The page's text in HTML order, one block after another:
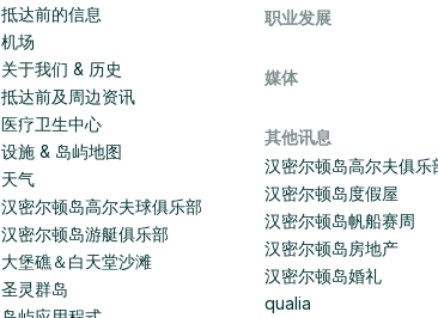
抵达前的信息
机场
关于我们 & 历史
抵达前及周边资讯
医疗卫生中心
设施 & 岛屿地图
天气
汉密尔顿岛高尔夫球俱乐部
汉密尔顿岛游艇俱乐部
大堡礁＆白天堂沙滩
圣灵群岛
职业发展
媒体
其他讯息
汉密尔顿岛高尔夫俱乐
汉密尔顿岛度假屋
汉密尔顿岛帆船赛周
汉密尔顿岛房地产
汉密尔顿岛婚礼
qualia